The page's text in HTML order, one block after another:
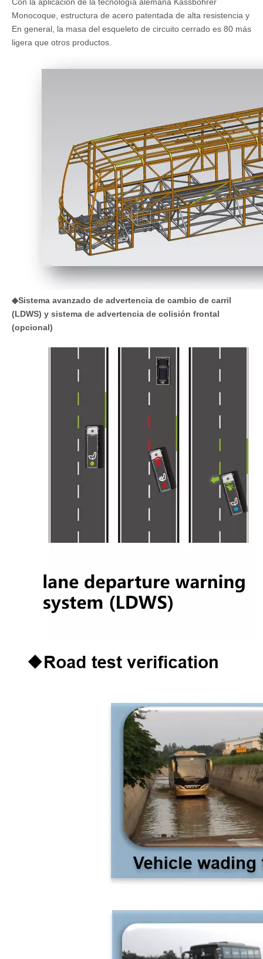
Monocoque, estructura de acero patentada de alta resistencia y
En general, la masa del esqueleto de circuito cerrado es 80 más
ligera que otros productos.
◆Sistema avanzado de advertencia de cambio de carril
(LDWS) y sistema de advertencia de colisión frontal
(opcional)